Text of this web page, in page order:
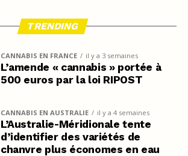
TRENDING
CANNABIS EN FRANCE il y a 3 semaines
L’amende « cannabis » portée à
500 euros par la loi RIPOST
CANNABIS EN AUSTRALIE il y a 4 semaines
L’Australie-Méridionale tente
d’identifier des variétés de
chanvre plus économes en eau